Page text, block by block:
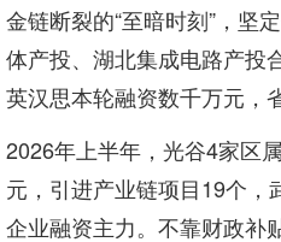
金链断裂的“至暗时刻”，坚
体产投、湖北集成电路产投
英汉思本轮融资数千万元，
2026年上半年，光谷4家区
元，引进产业链项目19个，
企业融资主力。不靠财政补